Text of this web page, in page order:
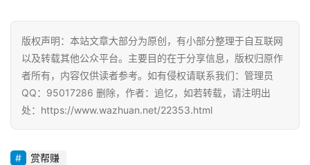
赚版权声明：本站文章大部分为原创，有小部分整理于自互联网
以及转载其他公众平台。主要目的在于分享信息，版权归原作
者所有，内容仅供读者参考。如有侵权请联系我们：管理员
QQ：95017286 删除，作者：追忆，如若转载，请注明出
处：https://www.wazhuan.net/22353.html
赏帮赚